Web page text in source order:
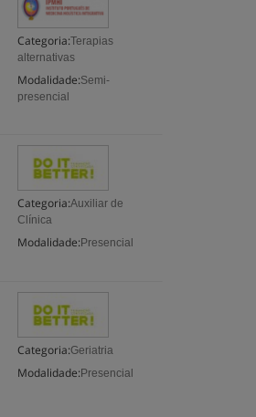
Categoria:Terapias
alternativas
Modalidade:Semi-
presencial
Categoria:Auxiliar de
Clínica
Modalidade: Presencial
Categoria:Geriatria
Modalidade: Presencial